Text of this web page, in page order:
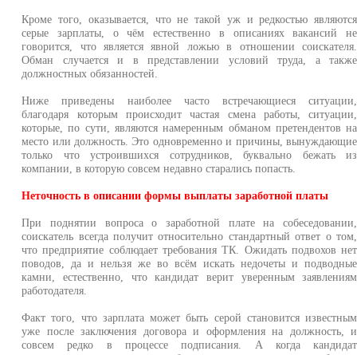
Кроме того, оказывается, что не такой уж и редкостью являются
серые зарплаты, о чём естественно в описаниях вакансий не
говорится, что является явной ложью в отношении соискателя.
Обман случается и в представлении условий труда, а также
должностных обязанностей.
Ниже приведены наиболее часто встречающиеся ситуации,
благодаря которым происходит частая смена работы, ситуации,
которые, по сути, являются намеренным обманом претендентов на
место или должность. Это одновременно и причины, вынуждающие
только что устроившихся сотрудников, буквально бежать из
компании, в которую совсем недавно старались попасть.
Неточность в описании формы выплаты заработной платы
При поднятии вопроса о заработной плате на собеседовании,
соискатель всегда получит относительно стандартный ответ о том,
что предприятие соблюдает требования ТК. Ожидать подвохов нет
поводов, да и нельзя же во всём искать недочеты и подводные
камни, естественно, что кандидат верит уверенным заявлениям
работодателя.
Факт того, что зарплата может быть серой становится известным
уже после заключения договора и оформления на должность, и
совсем редко в процессе подписания. А когда кандидат